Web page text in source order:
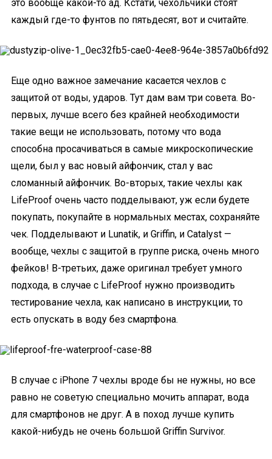
это вообще какой-то ад. Кстати, чехольчики стоят
каждый где-то фунтов по пятьдесят, вот и считайте.
Еще одно важное замечание касается чехлов с
защитой от воды, ударов. Тут дам вам три совета. Во-
первых, лучше всего без крайней необходимости
такие вещи не использовать, потому что вода
способна просачиваться в самые микроскопические
щели, был у вас новый айфончик, стал у вас
сломанный айфончик. Во-вторых, такие чехлы как
LifeProof очень часто подделывают, уж если будете
покупать, покупайте в нормальных местах, сохраняйте
чек. Подделывают и Lunatik, и Griffin, и Catalyst —
вообще, чехлы с защитой в группе риска, очень много
фейков! В-третьих, даже оригинал требует умного
подхода, в случае с LifeProof нужно производить
тестирование чехла, как написано в инструкции, то
есть опускать в воду без смартфона.
В случае с iPhone 7 чехлы вроде бы не нужны, но все
равно не советую специально мочить аппарат, вода
для смартфонов не друг. А в поход лучше купить
какой-нибудь не очень большой Griffin Survivor.